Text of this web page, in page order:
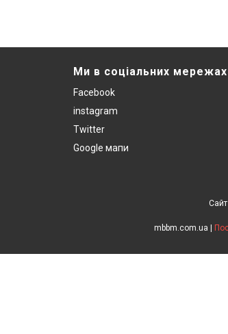
Ми в соціальних мережах
Facebook
instagram
Twitter
Google мапи